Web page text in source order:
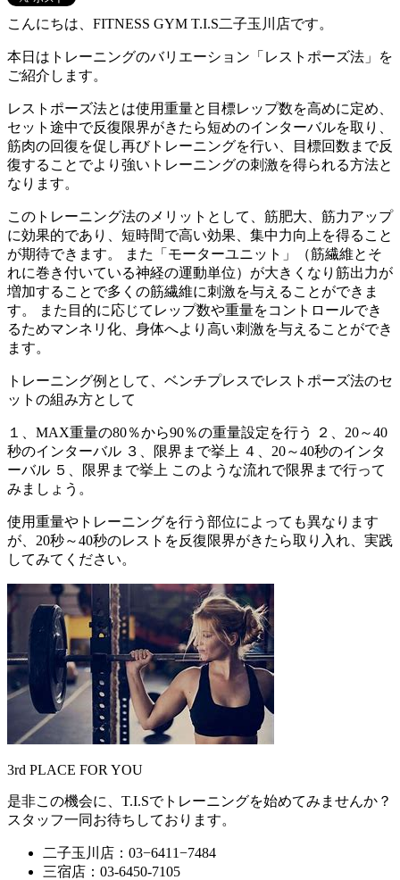
こんにちは、FITNESS GYM T.I.S二子玉川店です。
本日はトレーニングのバリエーション「レストポーズ法」を
ご紹介します。
レストポーズ法とは使用重量と目標レップ数を高めに定め、
セット途中で反復限界がきたら短めのインターバルを取り、
筋肉の回復を促し再びトレーニングを行い、目標回数まで反
復することでより強いトレーニングの刺激を得られる方法と
なります。
このトレーニング法のメリットとして、筋肥大、筋力アップ
に効果的であり、短時間で高い効果、集中力向上を得ること
が期待できます。 また「モーターユニット」（筋繊維とそ
れに巻き付いている神経の運動単位）が大きくなり筋出力が
増加することで多くの筋繊維に刺激を与えることができま
す。 また目的に応じてレップ数や重量をコントロールでき
るためマンネリ化、身体へより高い刺激を与えることができ
ます。
トレーニング例として、ベンチプレスでレストポーズ法のセ
ットの組み方として
１、MAX重量の80％から90％の重量設定を行う ２、20～40
秒のインターバル ３、限界まで挙上 ４、20～40秒のインタ
ーバル ５、限界まで挙上 このような流れで限界まで行って
みましょう。
使用重量やトレーニングを行う部位によっても異なります
が、20秒～40秒のレストを反復限界がきたら取り入れ、実践
してみてください。
3rd PLACE FOR YOU
是非この機会に、T.I.Sでトレーニングを始めてみませんか？
スタッフ一同お待ちしております。
二子玉川店：03−6411−7484
三宿店：03-6450-7105